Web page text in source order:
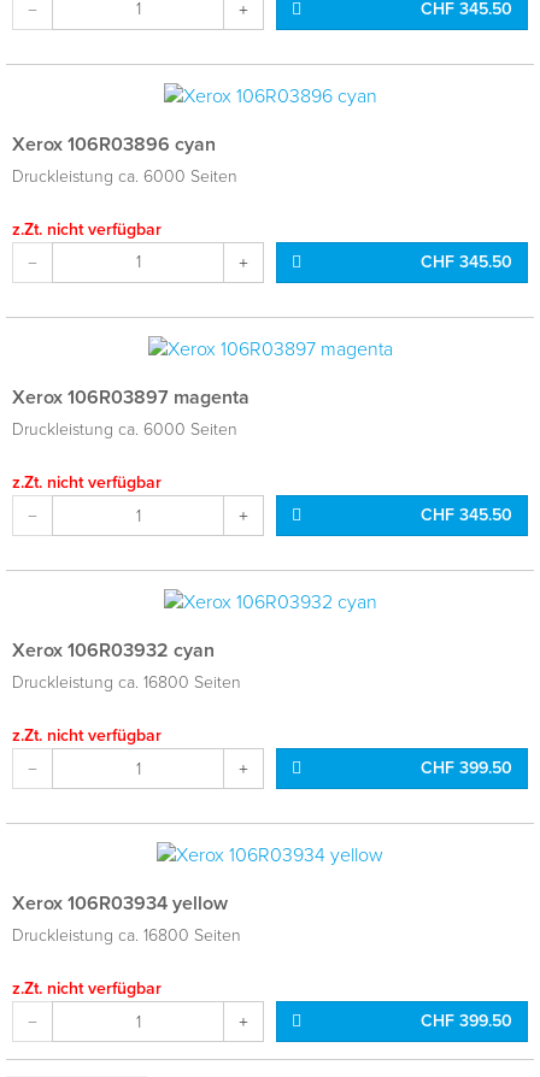
CHF 345.50
Xerox 106R03896 cyan
Druckleistung ca. 6000 Seiten
z.Zt. nicht verfügbar
CHF 345.50
Xerox 106R03897 magenta
Druckleistung ca. 6000 Seiten
z.Zt. nicht verfügbar
CHF 345.50
Xerox 106R03932 cyan
Druckleistung ca. 16800 Seiten
z.Zt. nicht verfügbar
CHF 399.50
Xerox 106R03934 yellow
Druckleistung ca. 16800 Seiten
z.Zt. nicht verfügbar
CHF 399.50